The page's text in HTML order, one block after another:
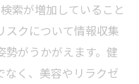
索が増加していること
スクについて情報収集
勢がうかがえます。健
なく、美容やリラクゼ